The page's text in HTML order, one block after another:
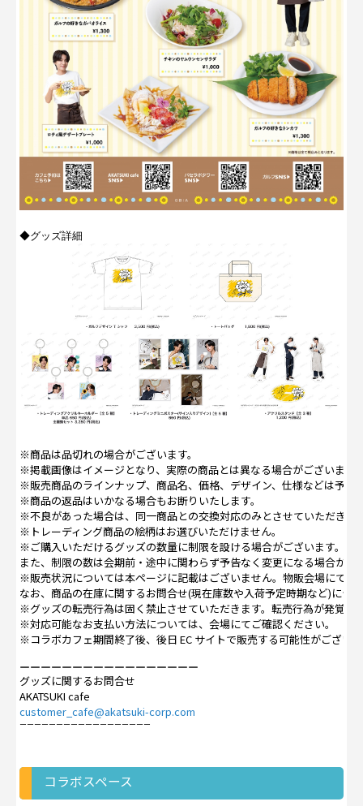
◆グッズ詳細
※商品は品切れの場合がございます。
※掲載画像はイメージとなり、実際の商品とは異なる場合がございます
※販売商品のラインナップ、商品名、価格、デザイン、仕様などは予告
※商品の返品はいかなる場合もお断りいたします。
※不良があった場合は、同一商品との交換対応のみとさせていただきま
※トレーディング商品の絵柄はお選びいただけません。
※ご購入いただけるグッズの数量に制限を設ける場合がございます。
また、制限の数は会期前・途中に関わらず予告なく変更になる場合がご
※販売状況については本ページに記載はございません。物販会場にてご
なお、商品の在庫に関するお問合せ(現在庫数や入荷予定時期など)につ
※グッズの転売行為は固く禁止させていただきます。転売行為が発覚し
※対応可能なお支払い方法については、会場にてご確認ください。
※コラボカフェ期間終了後、後日 EC サイトで販売する可能性がござい
ーーーーーーーーーーーーーーーーー
グッズに関するお問合せ
customer_cafe@akatsuki-corp.com
ーーーーーーーーーーーーーーーーーー
コラボスペース